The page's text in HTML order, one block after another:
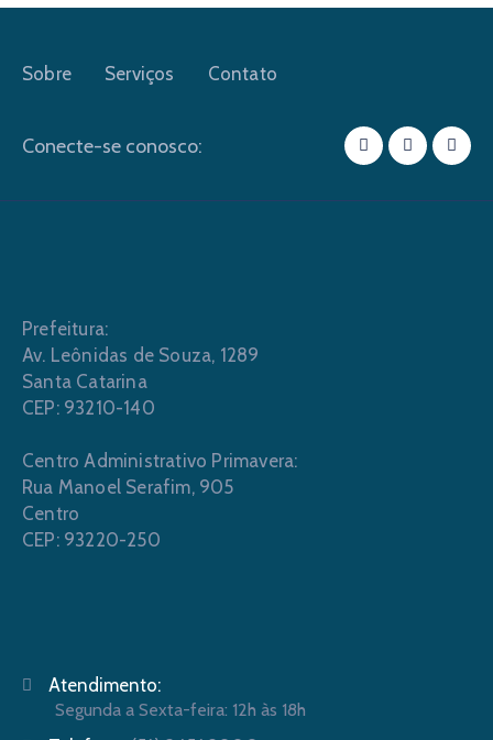
Sobre Serviços Contato
Conecte-se conosco:
Prefeitura:
Av. Leônidas de Souza, 1289
Santa Catarina
CEP: 93210-140
Centro Administrativo Primavera:
Rua Manoel Serafim, 905
Centro
CEP: 93220-250
Atendimento:
Segunda a Sexta-feira: 12h às 18h